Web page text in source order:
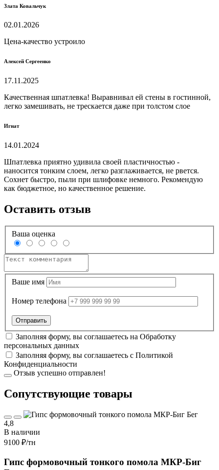
Злата Ковальчук
02.01.2026
Цена-качество устроило
Алексей Сергеенко
17.11.2025
Качественная шпатлевка! Выравнивал ей стены в гостинной,
легко замешивать, не трескается даже при толстом слое
Игнат
14.01.2024
Шпатлевка приятно удивила своей пластичностью -
наносится тонким слоем, легко разглаживается, не рвется.
Сохнет быстро, пыли при шлифовке немного. Рекомендую
как бюджетное, но качественное решение.
Оставить отзыв
Ваша оценка
Ваше имя
Номер телефона
Заполняя форму, вы соглашаетесь на Обработку
персональных данных
Заполняя форму, вы соглашаетесь с Политикой
Конфиденциальности
Отзыв успешно отправлен!
Cопутствующие товары
4,8
В наличии
9100 ₽/тн
Гипс формовочный тонкого помола МКР-Биг